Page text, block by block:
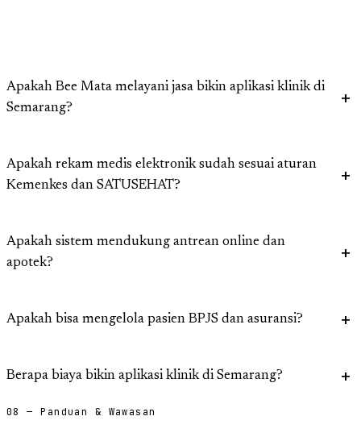
Apakah Bee Mata melayani jasa bikin aplikasi klinik di
Semarang?
Apakah rekam medis elektronik sudah sesuai aturan
Kemenkes dan SATUSEHAT?
Apakah sistem mendukung antrean online dan
apotek?
Apakah bisa mengelola pasien BPJS dan asuransi?
Berapa biaya bikin aplikasi klinik di Semarang?
08 — Panduan & Wawasan